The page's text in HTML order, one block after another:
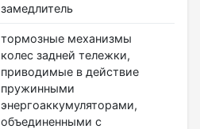
замедлитель
тормозные механизмы
колес задней тележки,
приводимые в действие
пружинными
энергоаккумуляторами,
объединенными с